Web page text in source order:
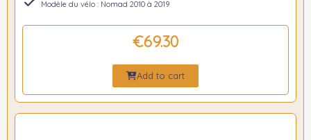
Modèle du vélo : Nomad 2010 à 2019
€69.30
Add to cart